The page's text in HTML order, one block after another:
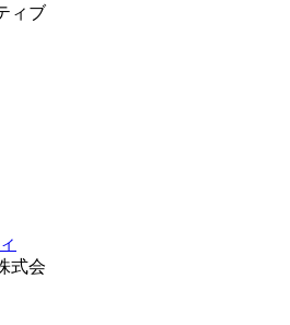
ィブ
式会